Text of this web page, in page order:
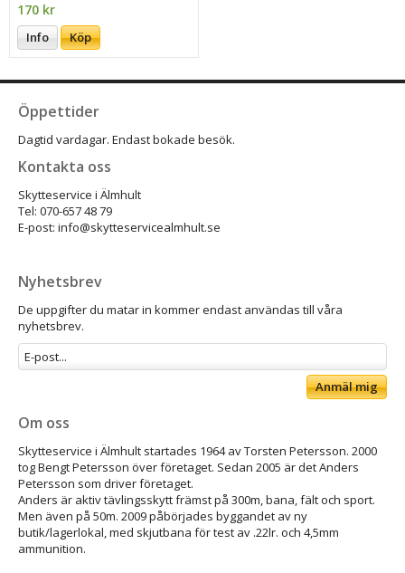
170 kr
Info Köp
Öppettider
Dagtid vardagar. Endast bokade besök.
Kontakta oss
Skytteservice i Älmhult
Tel: 070-657 48 79
E-post: info@skytteservicealmhult.se
Nyhetsbrev
De uppgifter du matar in kommer endast användas till våra
nyhetsbrev.
Anmäl mig
Om oss
Skytteservice i Älmhult startades 1964 av Torsten Petersson. 2000
tog Bengt Petersson över företaget. Sedan 2005 är det Anders
Petersson som driver företaget.
Anders är aktiv tävlingsskytt främst på 300m, bana, fält och sport.
Men även på 50m. 2009 påbörjades byggandet av ny
butik/lagerlokal, med skjutbana för test av .22lr. och 4,5mm
ammunition.